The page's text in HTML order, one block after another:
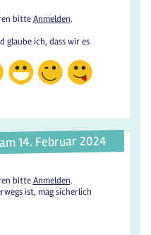
bitteAnmelden.
glaube ich, dass wir es
14. Februar 2024
bitteAnmelden.
ist, mag sicherlich